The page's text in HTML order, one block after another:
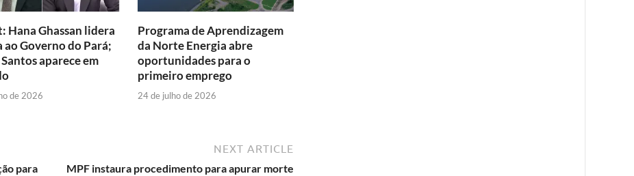
Hana Ghassan lidera
Governo do Pará;
aparece em
de 2026
Programa de Aprendizagem
da Norte Energia abre
oportunidades para o
primeiro emprego
24 de julho de 2026
para
NEXT ARTICLE
MPF instaura procedimento para apurar morte